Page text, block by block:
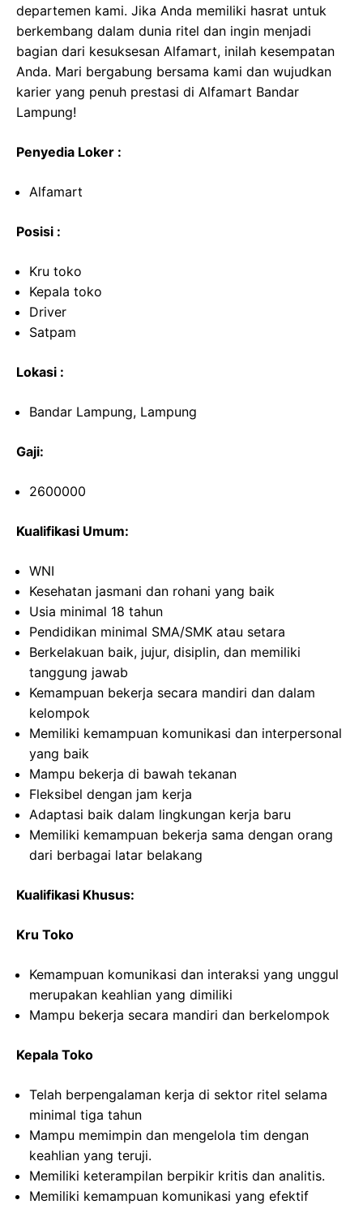
departemen kami. Jika Anda memiliki hasrat untuk
berkembang dalam dunia ritel dan ingin menjadi
bagian dari kesuksesan Alfamart, inilah kesempatan
Anda. Mari bergabung bersama kami dan wujudkan
karier yang penuh prestasi di Alfamart Bandar
Lampung!
Penyedia Loker :
Alfamart
Posisi :
Kru toko
Kepala toko
Driver
Satpam
Lokasi :
Bandar Lampung, Lampung
Gaji:
2600000
Kualifikasi Umum:
WNI
Kesehatan jasmani dan rohani yang baik
Usia minimal 18 tahun
Pendidikan minimal SMA/SMK atau setara
Berkelakuan baik, jujur, disiplin, dan memiliki
tanggung jawab
Kemampuan bekerja secara mandiri dan dalam
kelompok
Memiliki kemampuan komunikasi dan interpersonal
yang baik
Mampu bekerja di bawah tekanan
Fleksibel dengan jam kerja
Adaptasi baik dalam lingkungan kerja baru
Memiliki kemampuan bekerja sama dengan orang
dari berbagai latar belakang
Kualifikasi Khusus:
Kru Toko
Kemampuan komunikasi dan interaksi yang unggul
merupakan keahlian yang dimiliki
Mampu bekerja secara mandiri dan berkelompok
Kepala Toko
Telah berpengalaman kerja di sektor ritel selama
minimal tiga tahun
Mampu memimpin dan mengelola tim dengan
keahlian yang teruji.
Memiliki keterampilan berpikir kritis dan analitis.
Memiliki kemampuan komunikasi yang efektif